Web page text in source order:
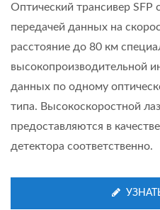
Оптический трансивер SFP
передачей данных на
расстояние до 80 км
высокопроизводительной
данных по одному
типа. Высокоскоростной
предоставляются в
детектора соответственно.